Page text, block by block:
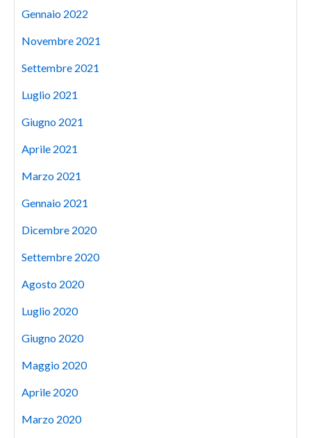
Gennaio 2022
Novembre 2021
Settembre 2021
Luglio 2021
Giugno 2021
Aprile 2021
Marzo 2021
Gennaio 2021
Dicembre 2020
Settembre 2020
Agosto 2020
Luglio 2020
Giugno 2020
Maggio 2020
Aprile 2020
Marzo 2020